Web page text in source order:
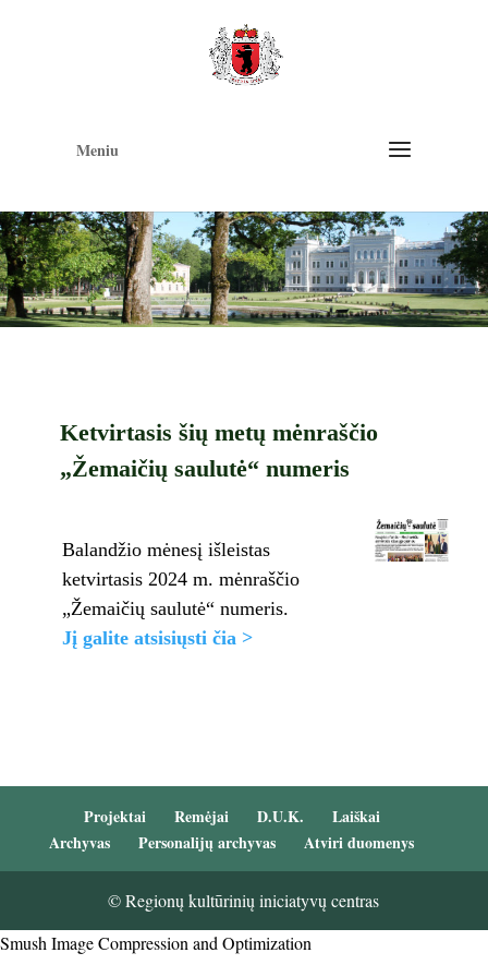
Meniu
Ketvirtasis šių metų mėnraščio
„Žemaičių saulutė“ numeris
Balandžio mėnesį išleistas
ketvirtasis 2024 m. mėnraščio
„Žemaičių saulutė“ numeris.
Jį galite atsisiųsti čia >
Projektai Remėjai D.U.K.
Laiškai
Archyvas
Personalijų archyvas Atviri duomenys
© Regionų kultūrinių iniciatyvų centras
Smush Image Compression and Optimization